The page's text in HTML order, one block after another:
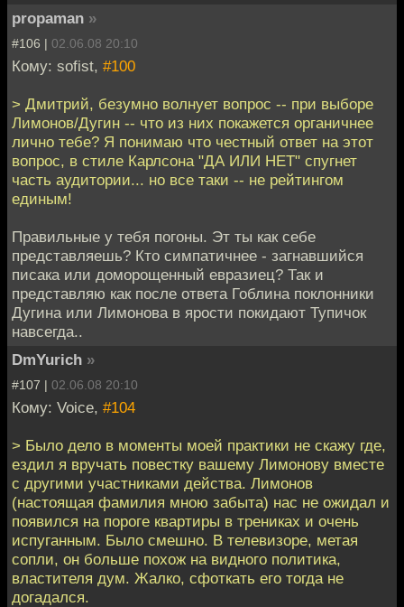
propaman »
#106 | 02.06.08 20:10
Кому: sofist, #100
> Дмитрий, безумно волнует вопрос -- при выборе
Лимонов/Дугин -- что из них покажется органичнее
лично тебе? Я понимаю что честный ответ на этот
вопрос, в стиле Карлсона "ДА ИЛИ НЕТ" спугнет
часть аудитории... но все таки -- не рейтингом
единым!
Правильные у тебя погоны. Эт ты как себе
представляешь? Кто симпатичнее - загнавшийся
писака или доморощенный евразиец? Так и
представляю как после ответа Гоблина поклонники
Дугина или Лимонова в ярости покидают Тупичок
навсегда..
DmYurich »
#107 | 02.06.08 20:10
Кому: Voice, #104
> Было дело в моменты моей практики не скажу где,
ездил я вручать повестку вашему Лимонову вместе
с другими участниками действа. Лимонов
(настоящая фамилия мною забыта) нас не ожидал и
появился на пороге квартиры в трениках и очень
испуганным. Было смешно. В телевизоре, метая
сопли, он больше похож на видного политика,
властителя дум. Жалко, сфоткать его тогда не
догадался.